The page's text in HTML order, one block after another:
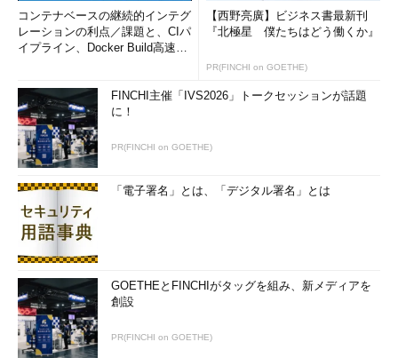
コンテナベースの継続的インテグ
レーションの利点／課題と、CIパ
イプライン、Docker Build高速化
【西野亮廣】ビジネス書最新刊
『北極星 僕たちはどう働くか』
PR(FINCHI on GOETHE)
FINCHI主催「IVS2026」トークセッションが話題
に！
PR(FINCHI on GOETHE)
「電子署名」とは、「デジタル署名」とは
GOETHEとFINCHIがタッグを組み、新メディアを
創設
PR(FINCHI on GOETHE)